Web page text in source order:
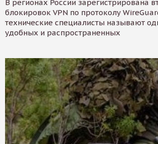
В регионах России зарегистрирована
блокировок VPN по протоколу
технические специалисты называют
удобных и распространенных